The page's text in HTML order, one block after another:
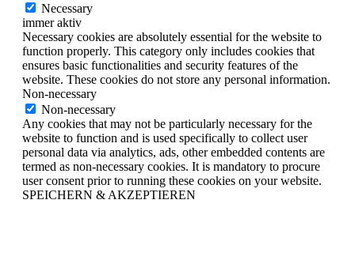
Necessary
immer aktiv
Necessary cookies are absolutely essential for the website to
function properly. This category only includes cookies that
ensures basic functionalities and security features of the
website. These cookies do not store any personal information.
Non-necessary
Non-necessary
Any cookies that may not be particularly necessary for the
website to function and is used specifically to collect user
personal data via analytics, ads, other embedded contents are
termed as non-necessary cookies. It is mandatory to procure
user consent prior to running these cookies on your website.
SPEICHERN & AKZEPTIEREN